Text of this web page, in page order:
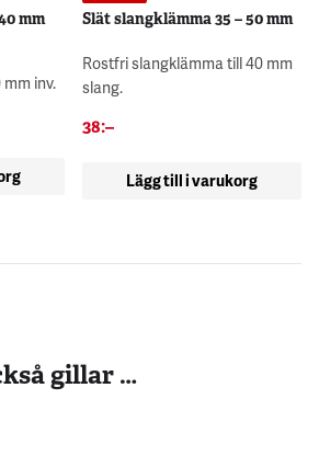
mm
inv.
Slät slangklämma 35 – 50 mm
Rostfri slangklämma till 40 mm
slang.
38:–
Lägg till i varukorg
gillar …